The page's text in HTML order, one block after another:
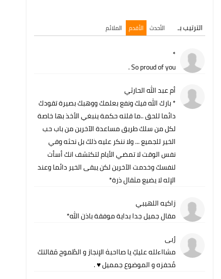
الترتيب بـ الأحدث الأقدم الملائم
*
So proud of you .
أم عبد الله الحارثي
* بارك الله فيك ونفع بعلمك ووهبك بصيرة تقودك
دائما للحق ..ما قلته حكمة ينبغي الأخذ بها خاصة
لكل من سلك طريق مساعدة الآخرين من باب حب
الخير للجميع ... ولا ننكر عليه ذلك بل نحثه وفي
نفس الوقت لا تمضي الأيام لتكتشف انك أسأت
لنفسك وخدمت الآخرين لكن يبقى الخير دائما وعند
الإله لا يضيع مثقال ذرة*
زاكيه اللهيبي
مقال جميل جدا بداية موفقة باذن الله*
رُبى
مشااءلله عليكِ يا صااحبهٰ الإنجاز و الطُموح مَقالتك
مُحفزه و الموضوع جمميل ♥️ .